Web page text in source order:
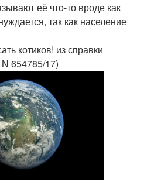
её что-то вроде как
так как население
котиков! из справки
N 654785/17)